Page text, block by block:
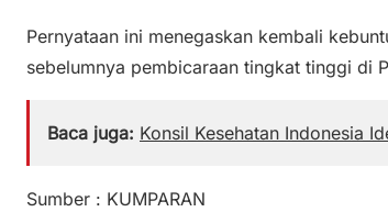
Pernyataan ini menegaskan kembali
sebelumnya pembicaraan tingkat tinggi di
Baca juga: Konsil Kesehatan Indonesia
Sumber : KUMPARAN